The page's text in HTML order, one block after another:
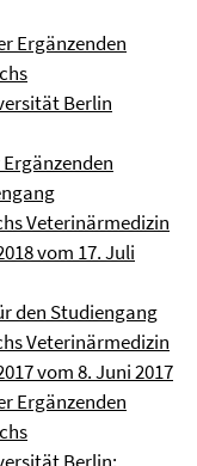
Ergänzenden
Berlin
Veterinärmedizin
vom 17. Juli
den Studiengang
Veterinärmedizin
vom 8. Juni 2017
Ergänzenden